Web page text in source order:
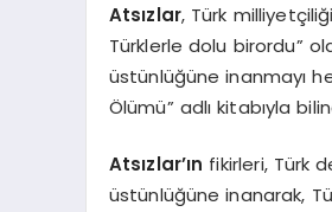
Atsızlar, Türk
Türklerle dolu birordu”
üstünlüğüne inanmayı
Ölümü” adlı kitabıyla
Atsızlar’ın fikirleri, Türk
üstünlüğüne inanarak,